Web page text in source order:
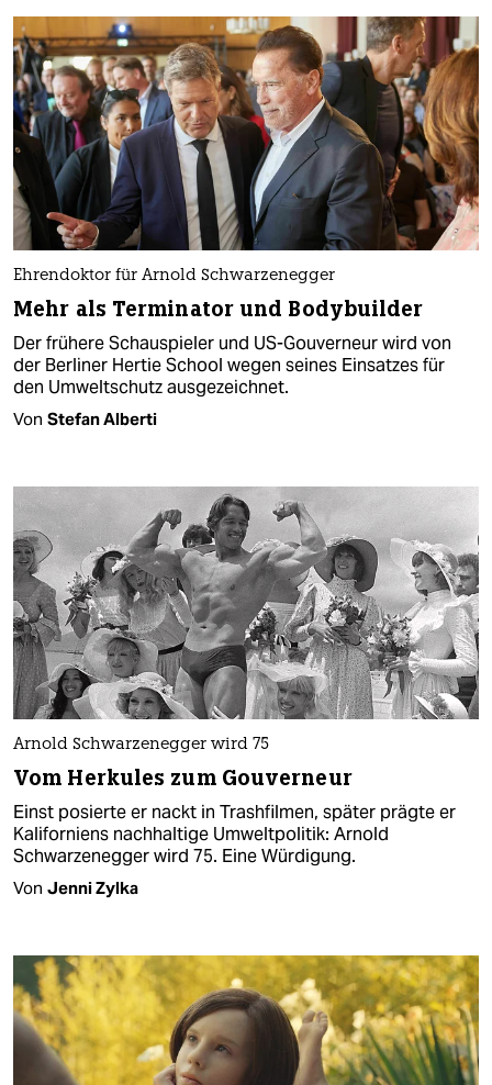
Ehrendoktor für Arnold Schwarzenegger
Mehr als Terminator und Bodybuilder
Der frühere Schauspieler und US-Gouverneur wird von
der Berliner Hertie School wegen seines Einsatzes für
den Umweltschutz ausgezeichnet.
Von Stefan Alberti
Arnold Schwarzenegger wird 75
Vom Herkules zum Gouverneur
Einst posierte er nackt in Trashfilmen, später prägte er
Kaliforniens nachhaltige Umweltpolitik: Arnold
Schwarzenegger wird 75. Eine Würdigung.
Von Jenni Zylka